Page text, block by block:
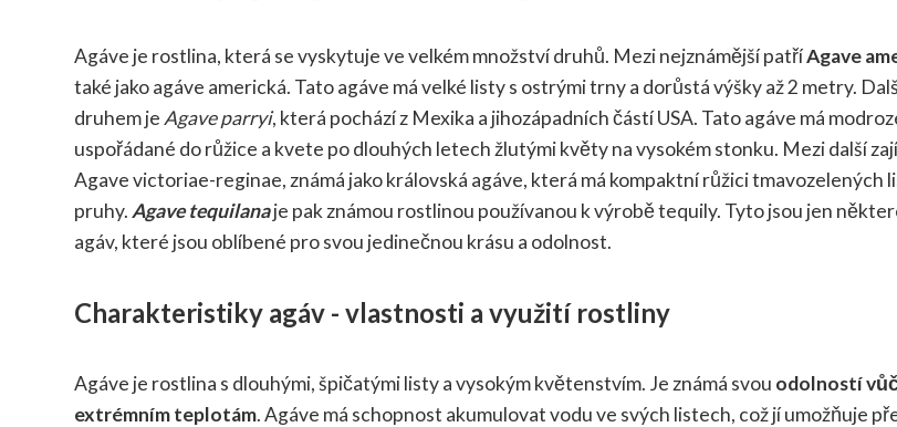
Agáve je rostlina, která se vyskytuje ve velkém množství druhů. Mezi nejznámější patříAgave
také jako agáve americká. Tato agáve má velké listy s ostrými trny a dorůstá výšky až 2 metry.
druhem jeAgave parryi, která pochází z Mexika a jihozápadních částí USA. Tato agáve má
uspořádané do růžice a kvete po dlouhých letech žlutými květy na vysokém stonku. Mezi další
Agave victoriae-reginae, známá jako královská agáve, která má kompaktní růžici tmavozelených
pruhy.Agave tequilanaje pak známou rostlinou používanou k výrobě tequily. Tyto jsou jen
agáv, které jsou oblíbené pro svou jedinečnou krásu a odolnost.
Charakteristiky agáv - vlastnosti a využití rostliny
Agáve je rostlina s dlouhými, špičatými listy a vysokým květenstvím. Je známá svou odolností
extrémním teplotám. Agáve má schopnost akumulovat vodu ve svých listech, což jí umožňuje